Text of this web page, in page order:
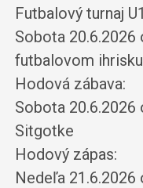
Futbalový turnaj
Sobota 20.6.2026
futbalovom ihrisku
Hodová zábava:
Sobota 20.6.2026
Sitgotke
Hodový zápas:
Nedeľa 21.6.2026